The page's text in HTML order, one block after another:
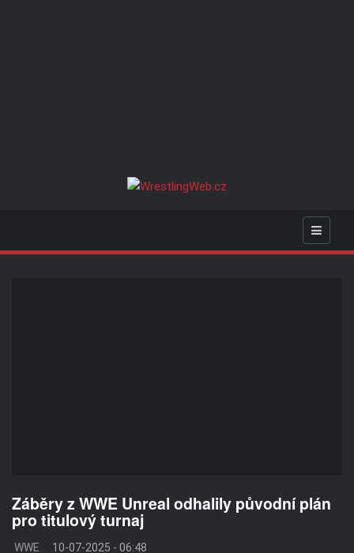
Záběry z WWE Unreal odhalily původní plán
pro titulový turnaj
WWE 10-07-2025 - 06:48